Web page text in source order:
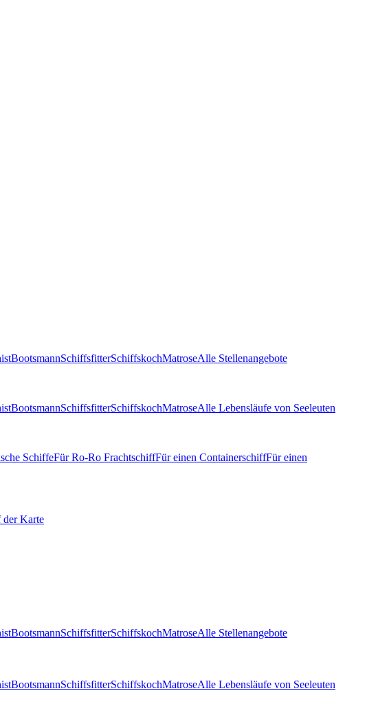
BootsmannSchiffsfitterSchiffskochMatroseAlle Stellenangebote
BootsmannSchiffsfitterSchiffskochMatroseAlle Lebensläufe von Seeleuten
SchiffeFür Ro-Ro FrachtschiffFür einen ContainerschiffFür einen
Karte
BootsmannSchiffsfitterSchiffskochMatroseAlle Stellenangebote
BootsmannSchiffsfitterSchiffskochMatroseAlle Lebensläufe von Seeleuten